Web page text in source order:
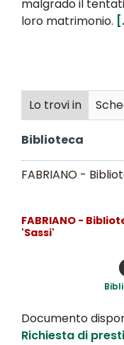
malgrado il
loro matrimonio.
Lo trovi in
Biblioteca
FABRIANO -
FABRIANO -
'Sassi'
Documento
Richiesta di